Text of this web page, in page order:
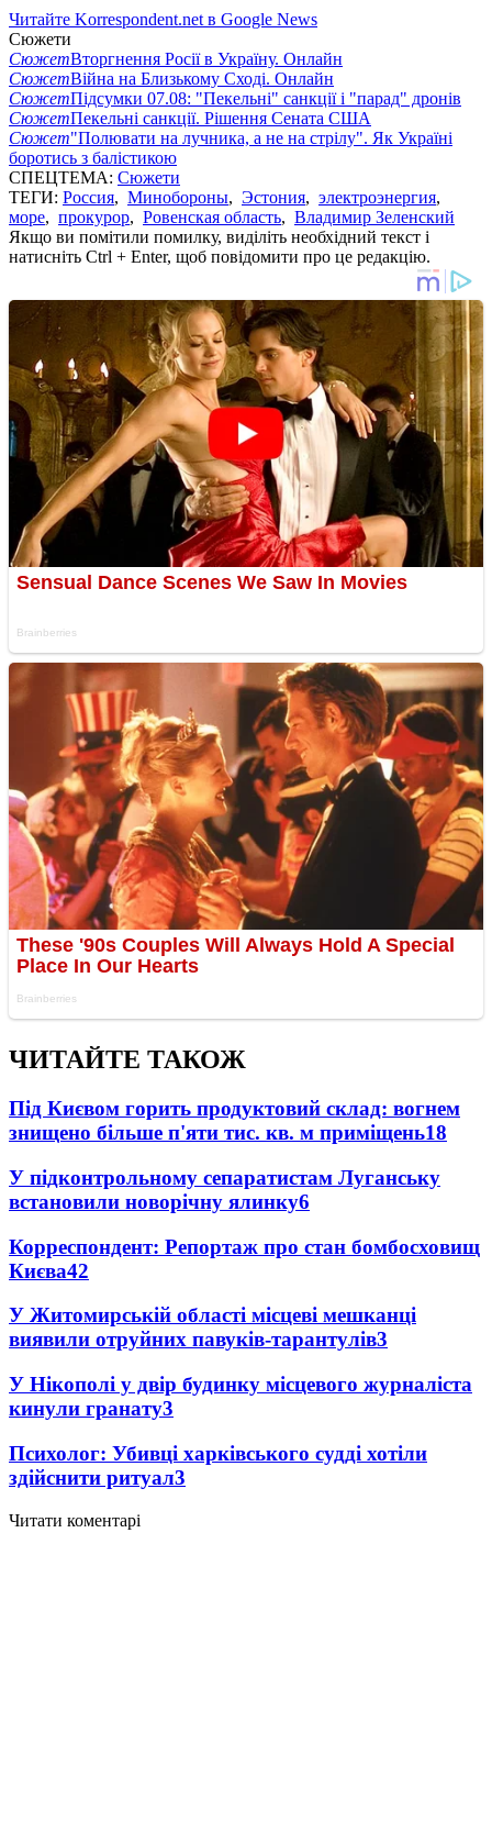
Читайте Korrespondent.net в Google News
Сюжети
СюжетВторгнення Росії в Україну. Онлайн
СюжетВійна на Близькому Сході. Онлайн
СюжетПідсумки 07.08: "Пекельні" санкції і "парад" дронів
СюжетПекельні санкції. Рішення Сената США
Сюжет"Полювати на лучника, а не на стрілу". Як Україні
боротись з балістикою
СПЕЦТЕМА: Сюжети
ТЕГИ: Россия, Минобороны, Эстония, электроэнергия,
море, прокурор, Ровенская область, Владимир Зеленский
Якщо ви помітили помилку, виділіть необхідний текст і
натисніть Ctrl + Enter, щоб повідомити про це редакцію.
ЧИТАЙТЕ ТАКОЖ
Під Києвом горить продуктовий склад: вогнем
знищено більше п'яти тис. кв. м приміщень18
У підконтрольному сепаратистам Луганську
встановили новорічну ялинку6
Корреспондент: Репортаж про стан бомбосховищ
Києва42
У Житомирській області місцеві мешканці
виявили отруйних павуків-тарантулів3
У Нікополі у двір будинку місцевого журналіста
кинули гранату3
Психолог: Убивці харківського судді хотіли
здійснити ритуал3
Читати коментарі